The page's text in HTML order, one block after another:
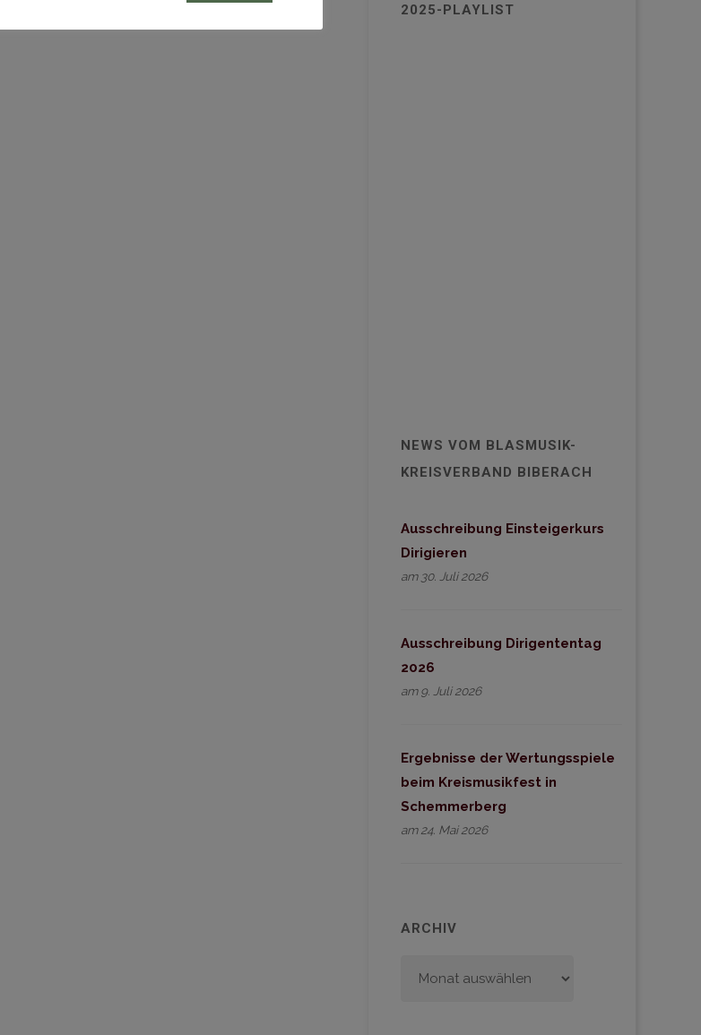
2025-PLAYLIST
NEWS VOM BLASMUSIK-
KREISVERBAND BIBERACH
Ausschreibung Einsteigerkurs
Dirigieren
am 30. Juli 2026
Ausschreibung Dirigententag
2026
am 9. Juli 2026
Ergebnisse der Wertungsspiele
beim Kreismusikfest in
Schemmerberg
am 24. Mai 2026
ARCHIV